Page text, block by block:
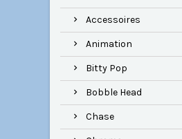
Accessoires
Animation
Bitty Pop
Bobble Head
Chase